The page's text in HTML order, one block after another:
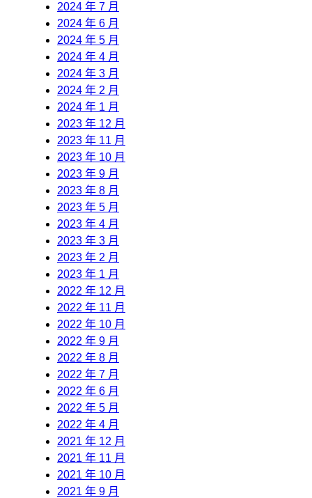
2024 年 7 月
2024 年 6 月
2024 年 5 月
2024 年 4 月
2024 年 3 月
2024 年 2 月
2024 年 1 月
2023 年 12 月
2023 年 11 月
2023 年 10 月
2023 年 9 月
2023 年 8 月
2023 年 5 月
2023 年 4 月
2023 年 3 月
2023 年 2 月
2023 年 1 月
2022 年 12 月
2022 年 11 月
2022 年 10 月
2022 年 9 月
2022 年 8 月
2022 年 7 月
2022 年 6 月
2022 年 5 月
2022 年 4 月
2021 年 12 月
2021 年 11 月
2021 年 10 月
2021 年 9 月